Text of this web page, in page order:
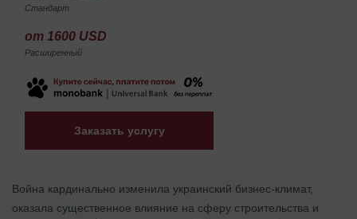
Стандарт
от 1600 USD
Расширенный
Заказать услугу
Война кардинально изменила украинский бизнес-климат,
оказала существенное влияние на сферу строительства и